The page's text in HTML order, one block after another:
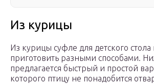
Из курицы
Из курицы суфле для детского стола
приготовить разными способами.
предлагается быстрый и простой
которого птицу не понадобится